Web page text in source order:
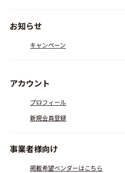
お知らせ
キャンペーン
アカウント
プロフィール
新規会員登録
事業者様向け
掲載希望ベンダーはこちら